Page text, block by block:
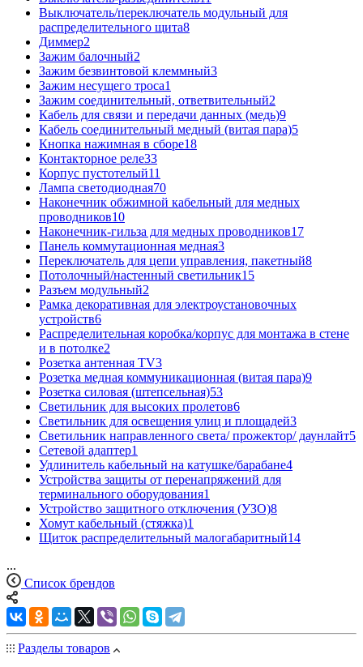
Выключатель/переключатель модульный для
распределительного щита8
Диммер2
Зажим балочный2
Зажим безвинтовой клеммный3
Зажим несущего троса1
Зажим соединительный, ответвительный2
Кабель для связи и передачи данных (медь)9
Кабель соединительный медный (витая пара)5
Кнопка нажимная в сборе18
Контакторное реле33
Корпус пустотелый11
Лампа светодиодная70
Наконечник обжимной кабельный для медных
проводников10
Наконечник-гильза для медных проводников17
Панель коммутационная медная3
Переключатель для цепи управления, пакетный8
Потолочный/настенный светильник15
Разъем модульный2
Рамка декоративная для электроустановочных
устройств6
Распределительная коробка/корпус для монтажа в стене
и в потолке2
Розетка антенная TV3
Розетка медная коммуникационная (витая пара)9
Розетка силовая (штепсельная)53
Светильник для высоких пролетов6
Светильник для освещения улиц и площадей3
Светильник направленного света/ прожектор/ даунлайт5
Сетевой адаптер1
Удлинитель кабельный на катушке/барабане4
Устройства защиты от перенапряжений для
терминального оборудования1
Устройство защитного отключения (УЗО)8
Хомут кабельный (стяжка)1
Щиток распределительный малогабаритный14
...
Список брендов
Разделы товаров